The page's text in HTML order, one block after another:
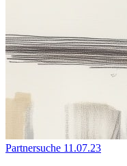
Partnersuche 11.07.23